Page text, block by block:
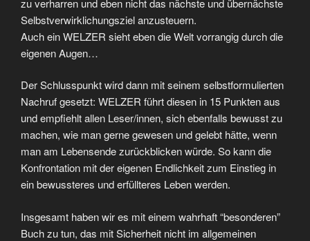
zu verharren und eben nicht das nächste und übernächste
Selbstverwirklichungsziel anzusteuern.
Auch ein WELZER sieht eben die Welt vorrangig durch die
eigenen Augen…
Der Schlusspunkt wird dann mit seinem selbstformulierten
Nachruf gesetzt: WELZER führt diesen in 15 Punkten aus
und empfiehlt allen Leser/innen, sich ebenfalls bewusst zu
machen, wie man gerne gewesen und gelebt hätte, wenn
man am Lebensende zurückblicken würde. So kann die
Konfrontation mit der eigenen Endlichkeit zum Einstieg in
ein bewussteres und erfüllteres Leben werden.
Insgesamt haben wir es mit einem wahrhaft “besonderen”
Buch zu tun, das mit Sicherheit nicht im allgemeinen